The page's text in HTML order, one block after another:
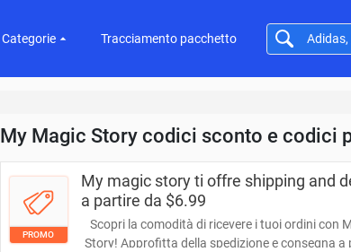
Categorie Tracciamento pacchetto
My Magic Story codici sconto e codici
PROMO
My magic story ti offre shipping and
a partire da $6.99
Scopri la comodità di ricevere i tuoi ordini con
Story! Approfitta della spedizione e consegna a